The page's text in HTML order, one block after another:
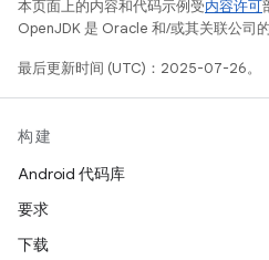
本页面上的内容和代码示例受内容许可
OpenJDK 是 Oracle 和/或其关联公司的
最后更新时间 (UTC)：2025-07-26。
构建
Android 代码库
要求
下载